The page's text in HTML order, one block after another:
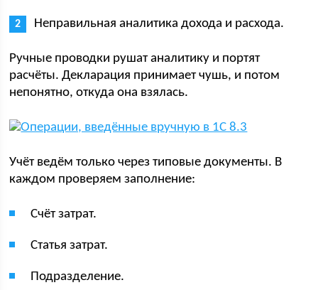
Неправильная аналитика дохода и расхода.
Ручные проводки рушат аналитику и портят
расчёты. Декларация принимает чушь, и потом
непонятно, откуда она взялась.
Учёт ведём только через типовые документы. В
каждом проверяем заполнение:
Счёт затрат.
Статья затрат.
Подразделение.